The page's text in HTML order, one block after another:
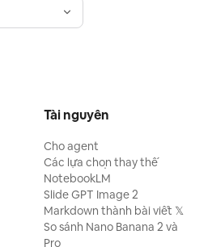
Tài nguyên
Cho agent
Các lựa chọn thay thế
NotebookLM
Slide GPT Image 2
Markdown thành bài viết 𝕏
So sánh Nano Banana 2 và
Pro